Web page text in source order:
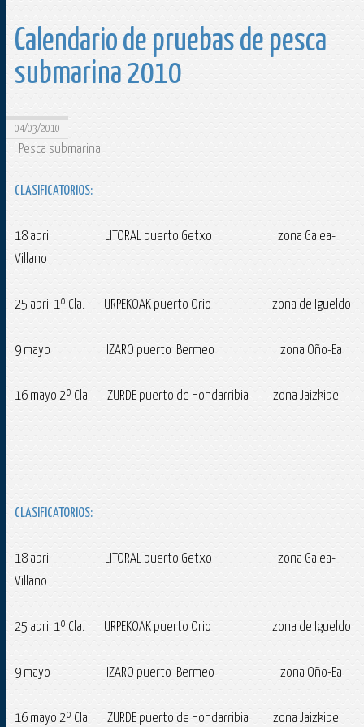
Calendario de pruebas de pesca
submarina 2010
04/03/2010
Pesca submarina
CLASIFICATORIOS:
18 abril LITORAL puerto Getxo zona Galea-
Villano
25 abril 1º Cla. URPEKOAK puerto Orio zona de Igueldo
9 mayo IZARO puerto Bermeo zona Oño-Ea
16 mayo 2º Cla. IZURDE puerto de Hondarribia zona Jaizkibel
CLASIFICATORIOS:
18 abril LITORAL puerto Getxo zona Galea-
Villano
25 abril 1º Cla. URPEKOAK puerto Orio zona de Igueldo
9 mayo IZARO puerto Bermeo zona Oño-Ea
16 mayo 2º Cla. IZURDE puerto de Hondarribia zona Jaizkibel